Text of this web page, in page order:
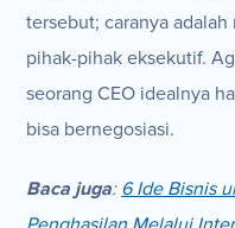
tersebut; caranya
pihak-pihak eksekutif.
seorang CEO idealnya
bisa bernegosiasi.
Baca juga: 6 Ide Bisnis